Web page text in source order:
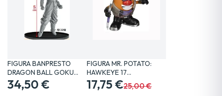
FIGURA BANPRESTO
DRAGON BALL GOKU
SAIYAN 2…
34,50 €
FIGURA MR. POTATO:
HAWKEYE 17
CENTIMETROS…
17,75 €25,00 €